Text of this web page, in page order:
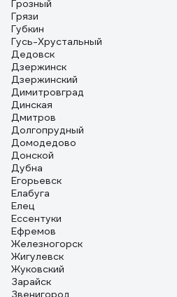
Грозный
Грязи
Губкин
Гусь-Хрустальный
Дедовск
Дзержинск
Дзержинский
Димитровград
Динская
Дмитров
Долгопрудный
Домодедово
Донской
Дубна
Егорьевск
Елабуга
Елец
Ессентуки
Ефремов
Железногорск
Жигулевск
Жуковский
Зарайск
Звенигород